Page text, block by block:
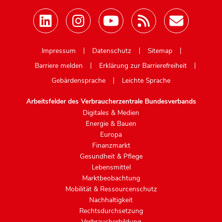
Impressum
Datenschutz
Sitemap
Barriere melden
Erklärung zur Barrierefreiheit
Gebärdensprache
Leichte Sprache
Arbeitsfelder des Verbraucherzentrale Bundesverbands
Digitales & Medien
Energie & Bauen
Europa
Finanzmarkt
Gesundheit & Pflege
Lebensmittel
Marktbeobachtung
Mobilität & Ressourcenschutz
Nachhaltigkeit
Rechtsdurchsetzung